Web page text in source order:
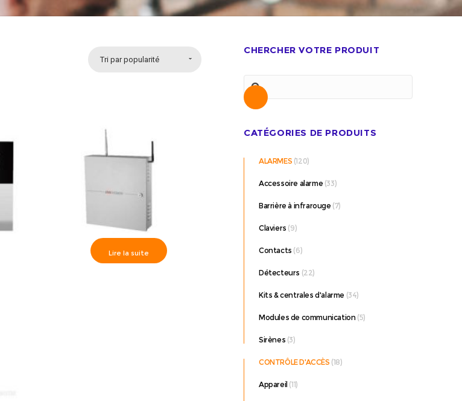
Tri par popularité
Lire la suite
CHERCHER VOTRE PRODUIT
Recherche
CATÉGORIES DE PRODUITS
ALARMES (120)
Accessoire alarme (33)
Barrière à infrarouge (7)
Claviers (9)
Contacts (6)
Détecteurs (22)
Kits & centrales d'alarme (34)
Modules de communication (5)
Sirènes (3)
CONTRÔLE D'ACCÈS (18)
Appareil (11)